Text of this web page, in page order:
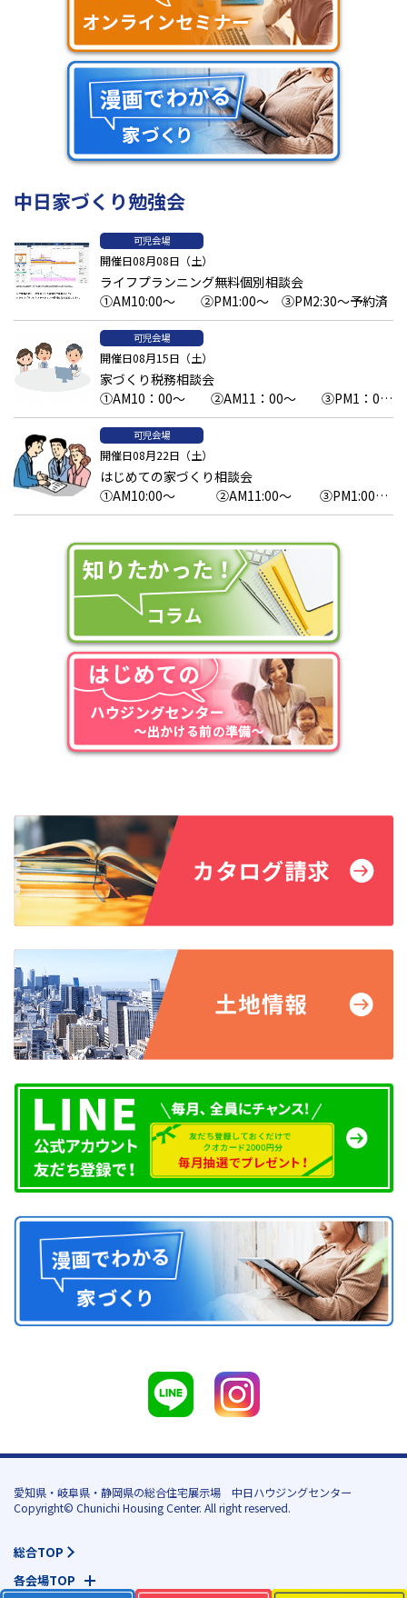
中日家づくり勉強会
可児会場
開催日08月08日（土）
ライフプランニング無料個別相談会
①AM10:00～ ②PM1:00～ ③PM2:30～予約済
可児会場
開催日08月15日（土）
家づくり税務相談会
①AM10：00～ ②AM11：00～ ③PM1：00
～予約済 ④PM2：00～ ⑤PM3：00～
可児会場
開催日08月22日（土）
はじめての家づくり相談会
①AM10:00～ ②AM11:00～ ③PM1:00
～ ④PM2:00～ ⑤PM3:00～
愛知県・岐阜県・静岡県の総合住宅展示場 中日ハウジングセンター
Copyright© Chunichi Housing Center. All right reserved.
総合TOP
各会場TOP